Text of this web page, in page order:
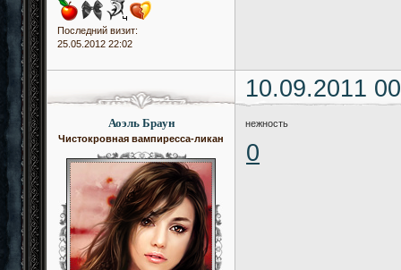
Последний визит:
25.05.2012 22:02
10.09.2011
Аоэль Браун
Чистокровная вампиресса-ликан
нежность
0